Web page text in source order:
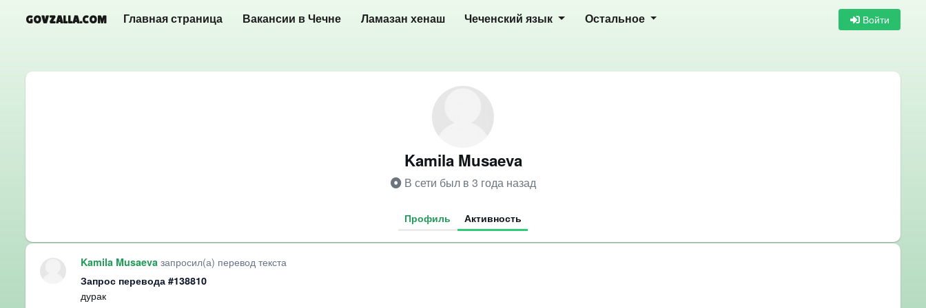
GOVZALLA.COM Главная страница Вакансии в Чечне Ламазан хенаш Чеченский язык Остальное Войти
Kamila Musaeva
В сети был в 3 года назад
Профиль Активность
Kamila Musaeva запросил(а) перевод текста
Запрос перевода #138810
дурак